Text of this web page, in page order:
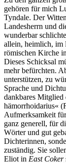
gehören für mich
Tyndale. Der
Landesherrn und
wunderbar
allein, heimlich, im
römischen Kirche
Dieses Schicksal
mehr befürchten.
unterstützen, zu
Sprache und
dankbares Mitglied
hämorrhoidarius«
Aufmerksamkeit
ganz generell, für
Wörter und gut
Dichterinnen,
zuständig. Sie
Eliot in East Coker